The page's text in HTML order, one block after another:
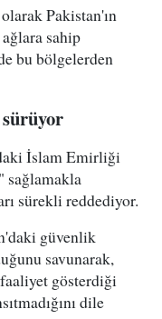
Pakistan'ın
sahip
bu bölgelerden
İslam Emirliği
sağlamakla
sürekli reddediyor.
güvenlik
savunarak,
gösterdiği
dile